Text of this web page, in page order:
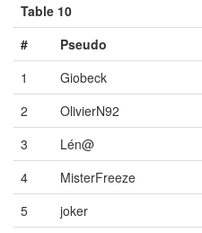
Table 10
#
Pseudo
1
Giobeck
2
OlivierN92
3
Lén@
4
MisterFreeze
5
joker